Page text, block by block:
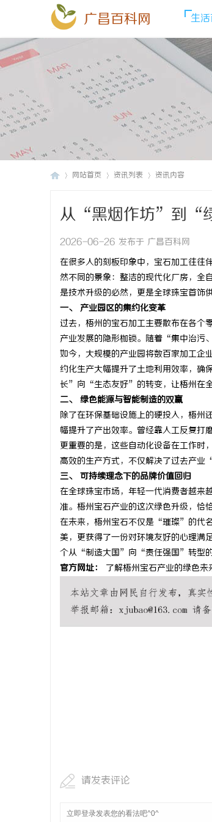
广昌百科网 生
网站首页 资讯列表 资讯内容
从“黑烟作坊”到“
2026-06-26 发布于 广昌百科网
在很多人的刻板印象中，宝石加工往往
然不同的景象：整洁的现代化厂房，
是技术升级的必然，更是全球珠宝首饰
一、 产业园区的集约化变革
过去，梧州的宝石加工主要散布在各个
产业发展的隐形枷锁。随着“集中治污
如今，大规模的产业园将数百家加工企
约化生产大幅提升了土地利用效率，确
长”向“生态友好”的转变，让梧州在
二、 绿色能源与智能制造的双赢
除了在环保基础设施上的硬投入，梧州
幅提升了产出效率。曾经靠人工反复打
更重要的是，这些自动化设备在工作时
高效的生产方式，不仅解决了过去产业
三、 可持续理念下的品牌价值回归
在全球珠宝市场，年轻一代消费者越
准。梧州宝石产业的这次绿色升级，恰
在未来，梧州宝石不仅是“璀璨”的代
美，更获得了一份对环境友好的心理满
个从“制造大国”向“责任强国”转型的
官方网址：
了解梧州宝石产业的绿色
请发表评论